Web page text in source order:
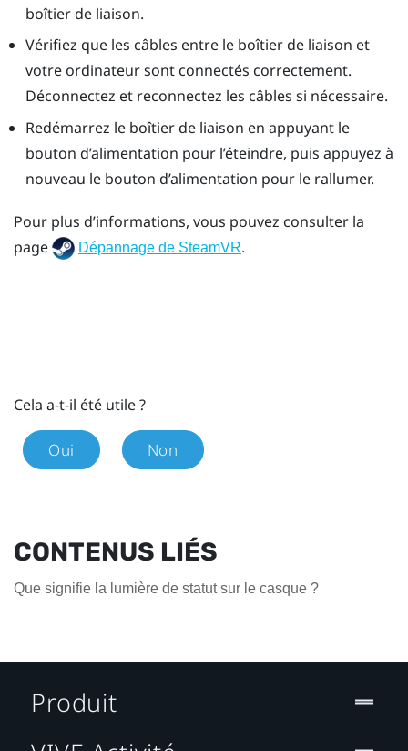
boîtier de liaison.
Vérifiez que les câbles entre le boîtier de liaison et
votre ordinateur sont connectés correctement.
Déconnectez et reconnectez les câbles si nécessaire.
Redémarrez le boîtier de liaison en appuyant le
bouton d’alimentation pour l’éteindre, puis appuyez à
nouveau le bouton d’alimentation pour le rallumer.
Pour plus d’informations, vous pouvez consulter la
page
Dépannage de SteamVR.
Cela a-t-il été utile ?
Oui Non
CONTENUS LIÉS
Que signifie la lumière de statut sur le casque ?
Produit